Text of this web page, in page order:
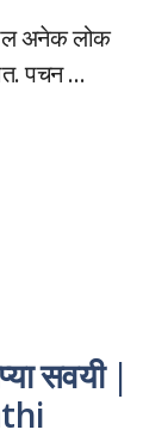
अनेक लोक
पचन …
सवयी |